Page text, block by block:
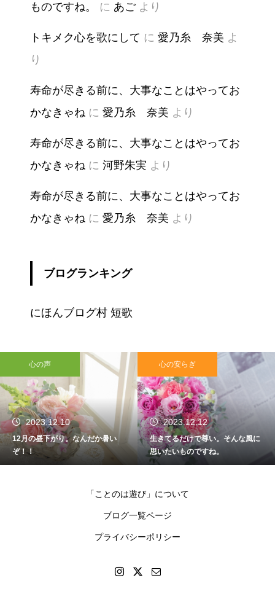
ものですね。
に あご より
トキメク心を歌にして に 愛乃糸 奈美 よ
り
寿命が尽きる前に、大事なことはやってお
かなきゃね に 愛乃糸 奈美 より
寿命が尽きる前に、大事なことはやってお
かなきゃね に 河野朱実 より
寿命が尽きる前に、大事なことはやってお
かなきゃね に 愛乃糸 奈美 より
ブログランキング
にほんブログ村 短歌
心の声
2023.12.10
12月の昼下がり。なんだか暑い
ぞ！！
心の安らぎ
2023.12.12
生きてるだけで尊い。そんな風に
思いたいものですね。
「ことのは遊び」について
ブログ一覧ページ
プライバシーポリシー